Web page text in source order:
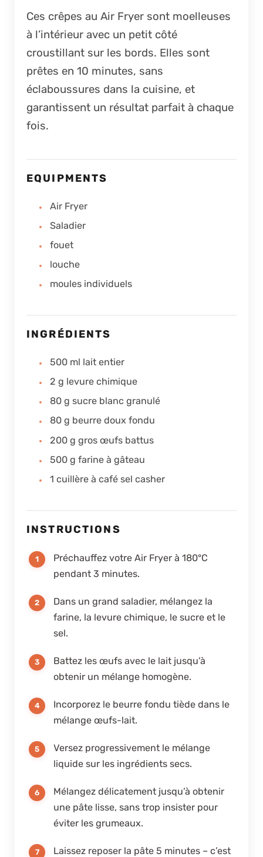
Ces crêpes au Air Fryer sont moelleuses
à l’intérieur avec un petit côté
croustillant sur les bords. Elles sont
prêtes en 10 minutes, sans
éclaboussures dans la cuisine, et
garantissent un résultat parfait à chaque
fois.
EQUIPMENTS
Air Fryer
Saladier
fouet
louche
moules individuels
INGRÉDIENTS
500 ml lait entier
2 g levure chimique
80 g sucre blanc granulé
80 g beurre doux fondu
200 g gros œufs battus
500 g farine à gâteau
1 cuillère à café sel casher
INSTRUCTIONS
Préchauffez votre Air Fryer à 180°C
pendant 3 minutes.
Dans un grand saladier, mélangez la
farine, la levure chimique, le sucre et le
sel.
Battez les œufs avec le lait jusqu’à
obtenir un mélange homogène.
Incorporez le beurre fondu tiède dans le
mélange œufs-lait.
Versez progressivement le mélange
liquide sur les ingrédients secs.
Mélangez délicatement jusqu’à obtenir
une pâte lisse, sans trop insister pour
éviter les grumeaux.
Laissez reposer la pâte 5 minutes – c’est